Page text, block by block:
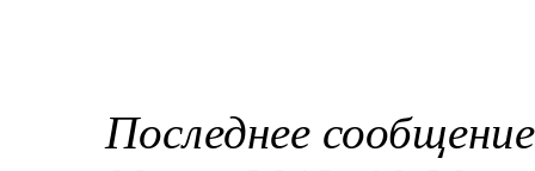
Последнее